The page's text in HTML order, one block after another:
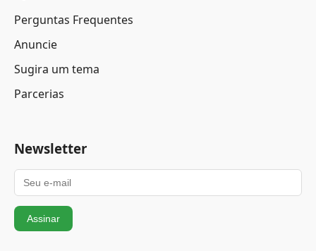
Perguntas Frequentes
Anuncie
Sugira um tema
Parcerias
Newsletter
Assinar